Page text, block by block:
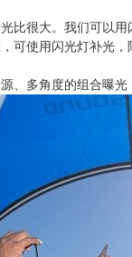
比很大。我们可以
可使用闪光灯补光，
、多角度的组合曝